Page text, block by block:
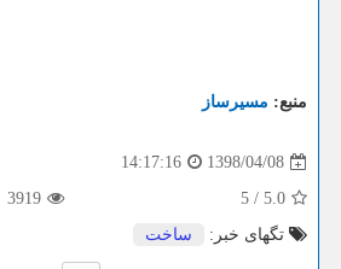
منبع: مسیرساز
1398/04/08
14:17:16
5.0
/
5
3919
تگهای خبر:
ساخت